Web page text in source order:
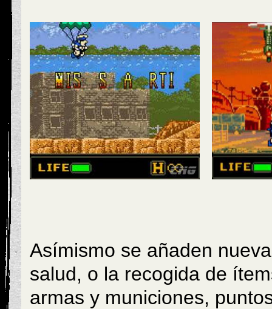
Asímismo se añaden
salud, o la recogida de
armas y municiones,